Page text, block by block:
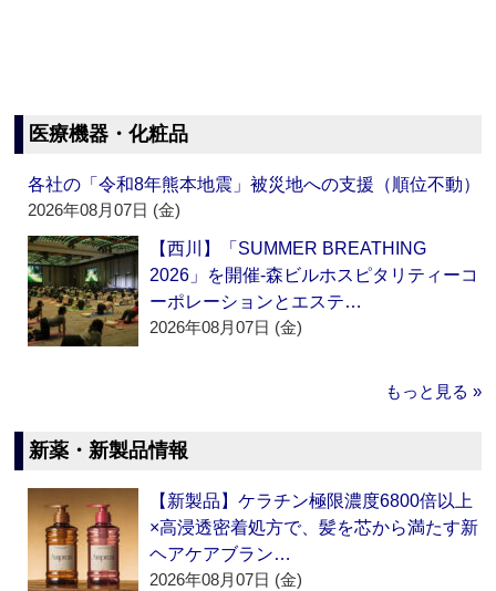
医療機器・化粧品
各社の「令和8年熊本地震」被災地への支援（順位不動）
2026年08月07日 (金)
【西川】「SUMMER BREATHING
2026」を開催‐森ビルホスピタリティーコ
ーポレーションとエステ…
2026年08月07日 (金)
もっと見る »
新薬・新製品情報
【新製品】ケラチン極限濃度6800倍以上
×高浸透密着処方で、髪を芯から満たす新
ヘアケアブラン…
2026年08月07日 (金)